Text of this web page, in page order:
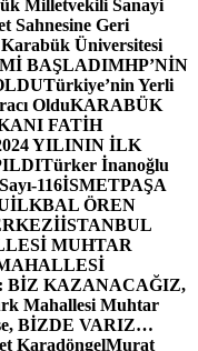
Milletvekili Sanayi
Sahnesine Geri
Üniversitesi
BAŞLADIMHP’NİN
Türkiye’nin Yerli
OlduKARABÜK
FATİH
YILININ İLK
Türker İnanoğlu
Sayı-116İSMETPAŞA
İLKBAL ÖREN
İSTANBUL
MUHTAR
BİZ KAZANACAĞIZ,
Mahallesi Muhtar
BİZDE VARIZ…
KaradöngelMurat